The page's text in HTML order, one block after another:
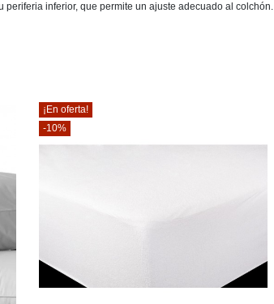
periferia inferior, que permite un ajuste adecuado al colchón.
-2%